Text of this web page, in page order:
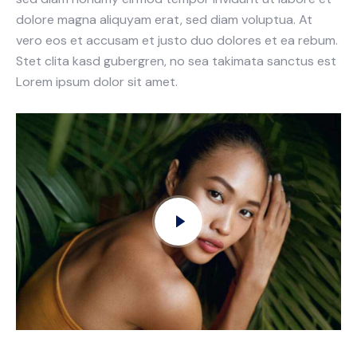
dolore magna aliquyam erat, sed diam voluptua. At
vero eos et accusam et justo duo dolores et ea rebum.
Stet clita kasd gubergren, no sea takimata sanctus est
Lorem ipsum dolor sit amet.